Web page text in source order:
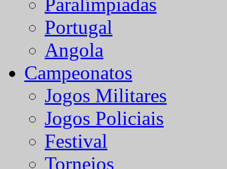
Portugal
Angola
Campeonatos
Jogos Militares
Jogos Policiais
Festival
Torneios